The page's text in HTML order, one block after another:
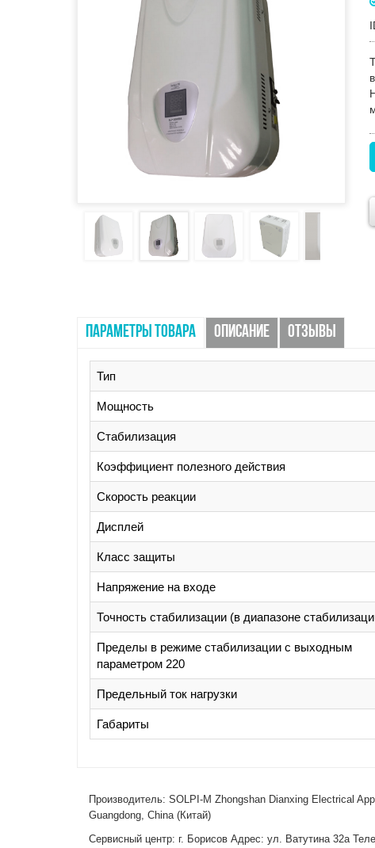
ПАРАМЕТРЫ ТОВАРА ОПИСАНИЕ ОТЗЫВЫ
Тип
Мощность
Стабилизация
Коэффициент полезного действия
Скорость реакции
Дисплей
Класс защиты
Напряжение на входе
Точность стабилизации (в диапазоне
Пределы в режиме стабилизации с выходным
параметром 220
Предельный ток нагрузки
Габариты
Производитель: SOLPI-M Zhongshan Dianxing Electrical
Guangdong, China (Китай)
Сервисный центр: г. Борисов Адрес: ул. Ватутина 32а